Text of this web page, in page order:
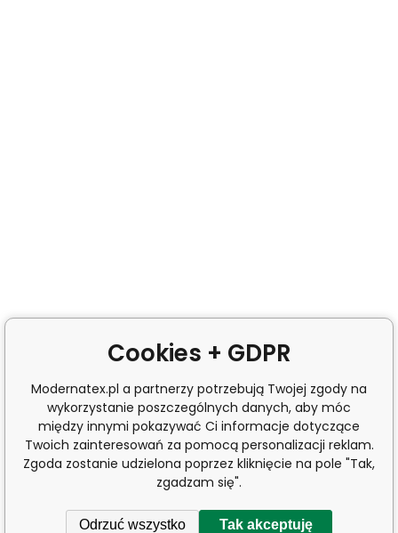
Cookies + GDPR
Modernatex.pl a partnerzy potrzebują Twojej zgody na
wykorzystanie poszczególnych danych, aby móc
między innymi pokazywać Ci informacje dotyczące
Twoich zainteresowań za pomocą personalizacji reklam.
Zgoda zostanie udzielona poprzez kliknięcie na pole "Tak,
zgadzam się".
Odrzuć wszystko Tak akceptuję